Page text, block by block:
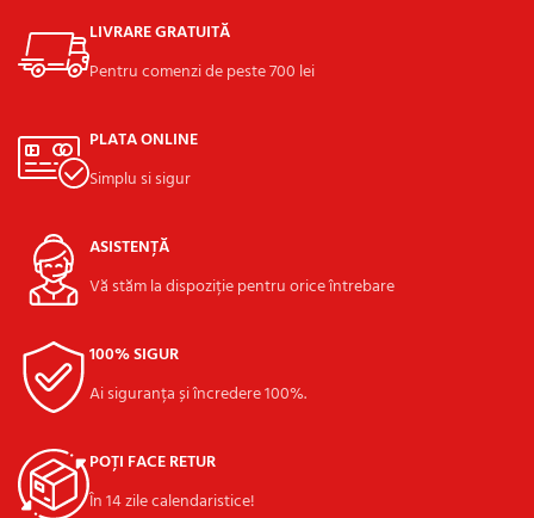
LIVRARE GRATUITĂ
Pentru comenzi de peste 700 lei
PLATA ONLINE
Simplu si sigur
ASISTENȚĂ
Vă stăm la dispoziție pentru orice întrebare
100% SIGUR
Ai siguranța și încredere 100%.
POȚI FACE RETUR
În 14 zile calendaristice!